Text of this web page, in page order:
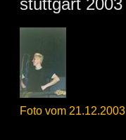
stuttgart 2003
Foto vom 21.12.2003